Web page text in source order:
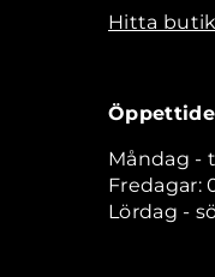
Hitta
Måndag -
Fredagar:
Lördag -